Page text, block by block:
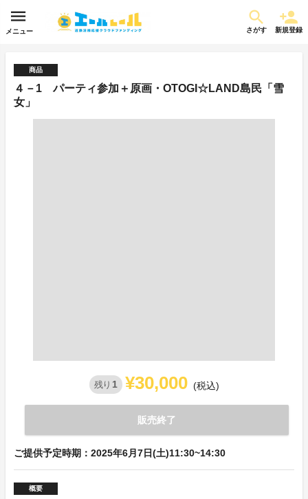
メニュー さがす 新規登録
商品
４－1 パーティ参加＋原画・OTOGI☆LAND島民「雪
女」
残り 1 ¥30,000 (税込)
販売終了
ご提供予定時期：2025年6月7日(土)11:30~14:30
概要